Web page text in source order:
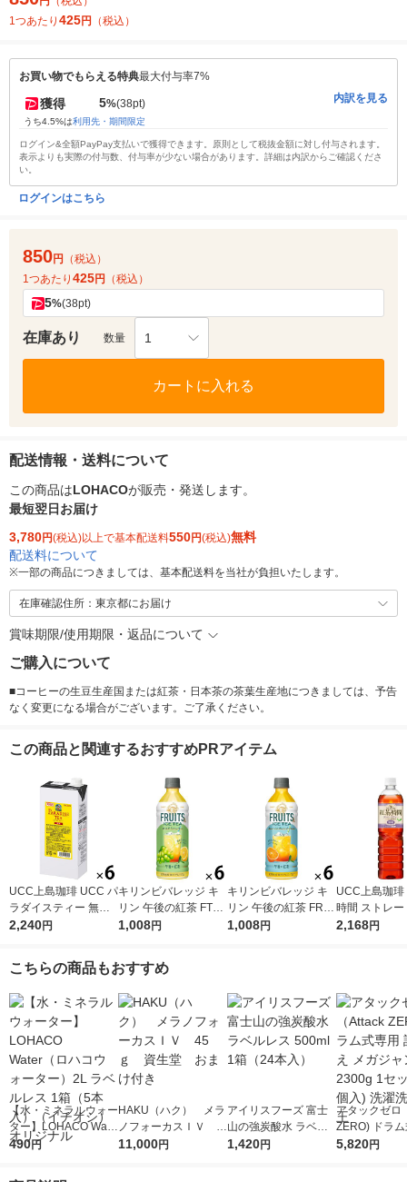
1つあたり 425円 （税込）
お買い物でもらえる特典最大付与率7%
獲得 5%(38pt)
うち4.5%は利用先・期間限定
内訳を見る
ログイン&全額PayPay支払いで獲得できます。原則として税抜金額に対し付与されます。
表示よりも実際の付与数、付与率が少ない場合があります。詳細は内訳からご確認くださ
い。
ログインはこちら
850円
（税込）
1つあたり 425円 （税込）
5%(38pt)
在庫あり 数量 1
カートに入れる
配送情報・送料について
この商品はLOHACOが販売・発送します。
最短翌日お届け
3,780円(税込)以上で基本配送料550円(税込)無料
配送料について
※一部の商品につきましては、基本配送料を当社が負担いたします。
在庫確認住所：東京都にお届け
賞味期限/使用期限・返品について
ご購入について
■コーヒーの生豆生産国または紅茶・日本茶の茶葉生産地につきましては、予告
なく変更になる場合がございます。ご了承ください。
この商品と関連するおすすめPRアイテム
UCC上島珈琲 UCC パ
ラダイスティー 無糖
1000ml 1箱（6本入）
2,240円
キリンビバレッジ キ
リン 午後の紅茶 FTUI
TS ＆ ICE TEA （フ
ン 500ml 1セット（6
1,008円
キリンビバレッジ キ
リン 午後の紅茶 FRUI
TS ＆ ICE TEA （フ
1,008円
UCC上島珈琲
時間 ストレー
ー 無糖
2,168円
こちらの商品もおすすめ
【水・ミネラルウォー
ター】LOHACO Wate
r（ロハコウォータ
490円
HAKU（ハク） メラ
ノフォーカスＩＶ 4
5ｇ 資生堂 おまけ
11,000円
アイリスフーズ 富士
山の強炭酸水 ラベル
レス 500ml 1箱（24
1,420円
アタックゼロ
ZERO) ドラ
詰め替え メガ
5,820円